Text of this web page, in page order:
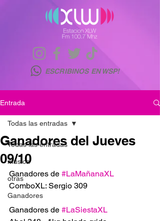
ESCRIBINOS EN WSP!
Entrada
Todas las entradas
musica
otras
Ganadores
Todas las entradas
Ganadores del Jueves
09/10
Ganadores de #LaMañanaXL
ComboXL: Sergio 309
Ganadores de #LaSiestaXL